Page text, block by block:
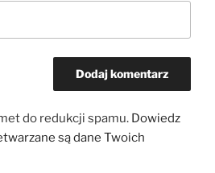
do redukcji spamu. Dowiedz
są dane Twoich